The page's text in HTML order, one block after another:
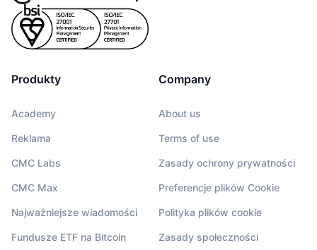
Produkty
Academy
Reklama
CMC Labs
CMC Max
Najważniejsze wiadomości
Fundusze ETF na Bitcoin
Company
About us
Terms of use
Zasady ochrony prywatności
Preferencje plików Cookie
Polityka plików cookie
Zasady społeczności